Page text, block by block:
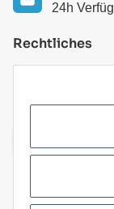
24h
Rechtliches